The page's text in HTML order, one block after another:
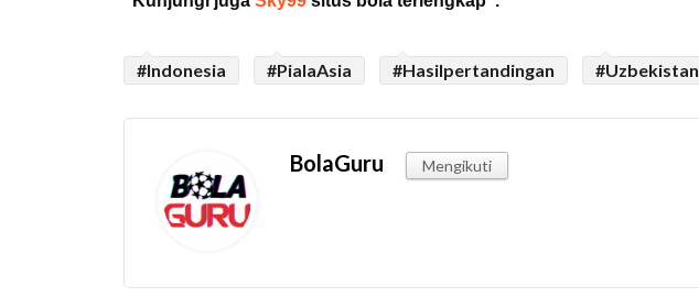
#Indonesia #PialaAsia #Hasilpertandingan #Uzbekistan
BolaGuru Mengikuti